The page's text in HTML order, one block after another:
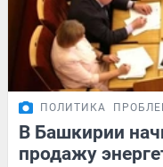
ПОЛИТИКА
В Башкирии
продажу